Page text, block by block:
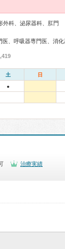
外科、泌尿器科、肛門
土 日
●
治療実績